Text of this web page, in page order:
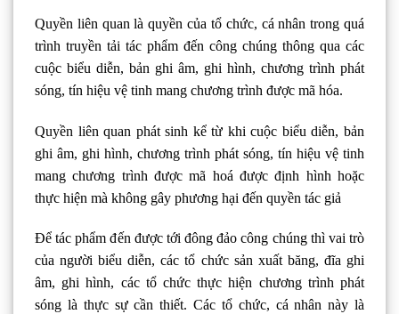
Quyền liên quan là quyền của tổ chức, cá nhân trong quá
trình truyền tải tác phẩm đến công chúng thông qua các
cuộc biểu diễn, bản ghi âm, ghi hình, chương trình phát
sóng, tín hiệu vệ tinh mang chương trình được mã hóa.
Quyền liên quan phát sinh kể từ khi cuộc biểu diễn, bản
ghi âm, ghi hình, chương trình phát sóng, tín hiệu vệ tinh
mang chư­ơng trình được mã hoá được định hình hoặc
thực hiện mà không gây ph­ương hại đến quyền tác giả
Để tác phẩm đến được tới đông đảo công chúng thì vai trò
của người biểu diễn, các tổ chức sản xuất băng, đĩa ghi
âm, ghi hình, các tổ chức thực hiện chương trình phát
sóng là thực sự cần thiết. Các tổ chức, cá nhân này là